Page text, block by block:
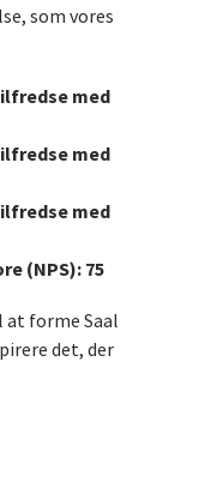
som vores
med
med
med
(NPS): 75
at forme Saal
det, der